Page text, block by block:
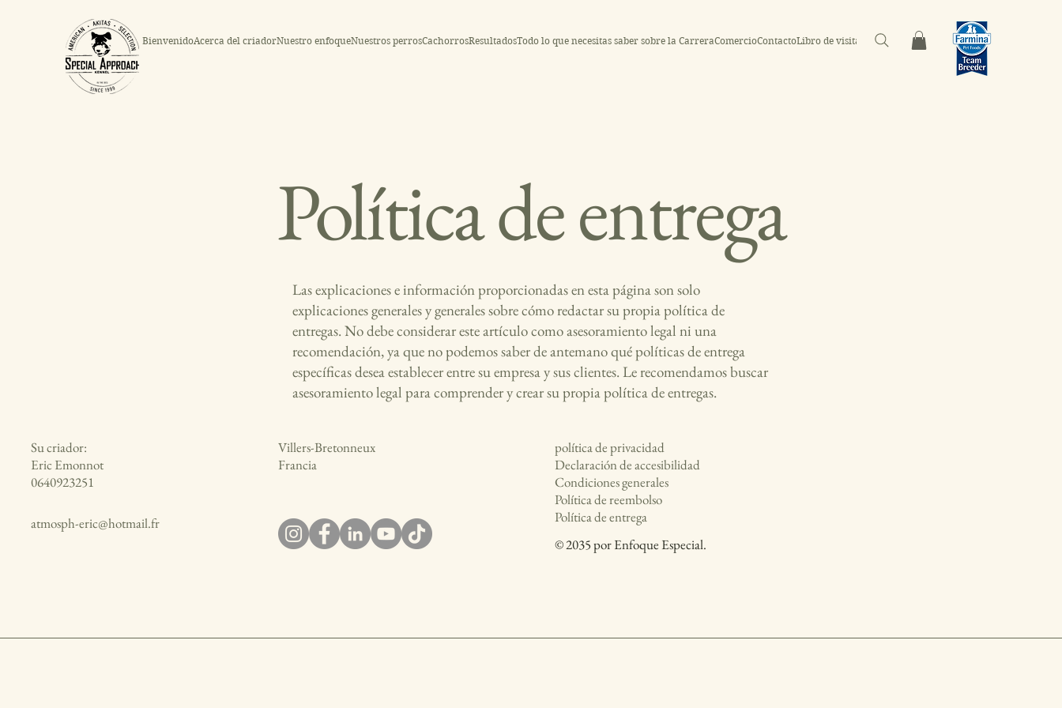
BienvenidoAcerca del criadorNuestro enfoqueNuestros perrosCachorrosResultadosTodo lo que necesitas saber sobre la CarreraComercioContactoLibro de visitas Fogonadura
Política de entrega
Las explicaciones e información proporcionadas en esta página son solo
explicaciones generales y generales sobre cómo redactar su propia política de
entregas. No debe considerar este artículo como asesoramiento legal ni una
recomendación, ya que no podemos saber de antemano qué políticas de entrega
específicas desea establecer entre su empresa y sus clientes. Le recomendamos buscar
asesoramiento legal para comprender y crear su propia política de entregas.
Su criador:
Eric Emonnot
0640923251
atmosph-eric@hotmail.fr
Villers-Bretonneux
Francia
política de privacidad
Declaración de accesibilidad
Condiciones generales
Política de reembolso
Política de entrega
© 2035 por Enfoque Especial.